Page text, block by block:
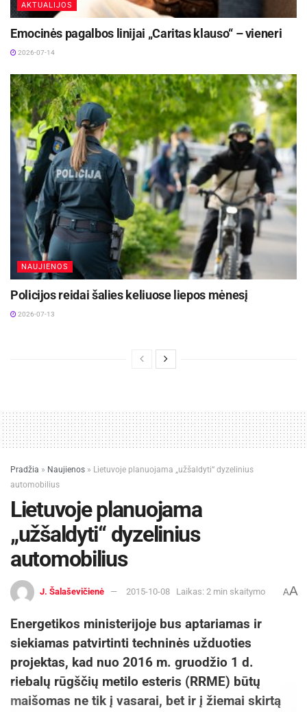
AKTUALIJOS
Emocinės pagalbos linijai „Caritas klauso“ – vieneri
2026-07-14
NAUJIENOS
Policijos reidai šalies keliuose liepos mėnesį
2026-07-13
Pradžia » Naujienos » Lietuvoje planuojama „užšaldyti“ dyzelinius
automobilius
Lietuvoje planuojama
„užšaldyti“ dyzelinius
automobilius
J. Šalaševičienė 2015-10-08 Laikas: 2 min skaitymo AA
Energetikos ministerijoje bus aptariamas ir
siekiamas patvirtinti techninės užduoties
projektas, kad nuo 2016 m. gruodžio 1 d.
riebalų rūgščių metilo esteris (RRME) būtų
maišomas ne tik į vasarai, bet ir į žiemai skirtą